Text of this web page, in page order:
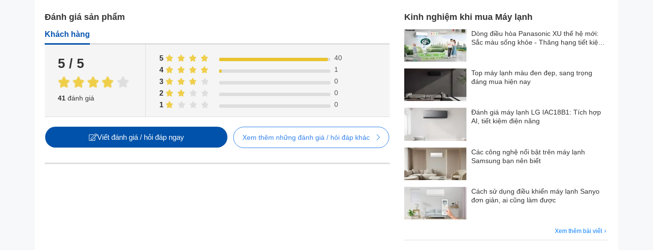
Đánh giá sản phẩm
Khách hàng
5 / 5
41 đánh giá
1 0
2 0
3 0
4 1
5 40
Viết đánh giá / hỏi đáp ngay Xem thêm những đánh giá / hỏi đáp khác
Kinh nghiệm khi mua Máy lạnh
Dòng điều hòa Panasonic XU thế hệ mới:
Sắc màu sống khỏe - Thăng hạng tiết kiệm
Top máy lạnh màu đen đẹp, sang trọng
đáng mua hiện nay
Đánh giá máy lạnh LG IAC18B1: Tích hợp
AI, tiết kiệm điện năng
Các công nghệ nổi bật trên máy lạnh
Samsung bạn nên biết
Cách sử dụng điều khiển máy lạnh Sanyo
đơn giản, ai cũng làm được
Xem thêm bài viết